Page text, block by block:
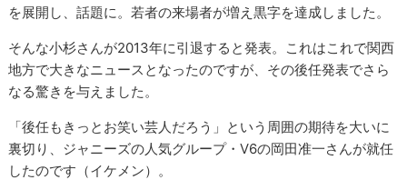
を展開し、話題に。若者の来場者が増え黒字を達成しました。
そんな小杉さんが2013年に引退すると発表。これはこれで関西
地方で大きなニュースとなったのですが、その後任発表でさら
なる驚きを与えました。
「後任もきっとお笑い芸人だろう」という周囲の期待を大いに
裏切り、ジャニーズの人気グループ・V6の岡田准一さんが就任
したのです（イケメン）。